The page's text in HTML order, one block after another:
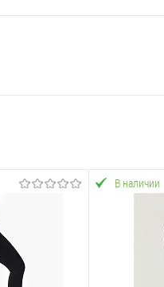
В наличии